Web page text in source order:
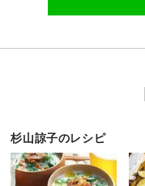
杉山諒子のレシピ